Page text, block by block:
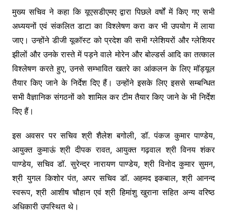
मुख्य सचिव ने कहा कि यूएसडीएमए द्वारा पिछले वर्षों में किए गए सभी
अध्ययनों एवं संकलित डाटा का विश्लेषण करा कर भी उपयोग में लाया
जाए। उन्होंने डीजी यूकॉस्ट को प्रदेश की सभी ग्लेशियरों और ग्लेशियर
झीलों और उनके रास्ते में पड़ने वाले मोरेन और बोल्डर्स आदि का तत्काल
विश्लेषण करते हुए, उनसे सम्भावित खतरे का आंकलन के लिए मॉड्यूल
तैयार किए जाने के निर्देश दिए हैं। उन्होंने इसके लिए इससे सम्बन्धित
सभी वैज्ञानिक संगठनों को शामिल कर टीम तैयार किए जाने के भी निर्देश
दिए हैं।
इस अवसर पर सचिव श्री शैलेश बगोली, डॉ. पंकज कुमार पाण्डेय,
आयुक्त कुमाऊं श्री दीपक रावत, आयुक्त गढ़वाल श्री विनय शंकर
पाण्डेय, सचिव डॉ. सुरेन्द्र नारायण पाण्डेय, श्री विनोद कुमार सुमन,
श्री युगल किशोर पंत, अपर सचिव डॉ. अहमद इकबाल, श्री आनन्द
स्वरूप, श्री आशीष चौहान एवं श्री हिमांशु खुराना सहित अन्य वरिष्ठ
अधिकारी उपस्थित थे।